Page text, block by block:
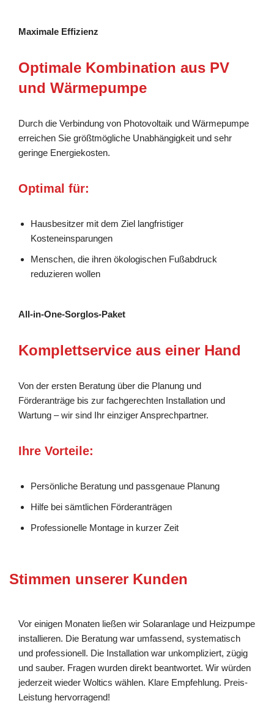
Maximale Effizienz
Optimale Kombination aus PV
und Wärmepumpe
Durch die Verbindung von Photovoltaik und Wärmepumpe
erreichen Sie größtmögliche Unabhängigkeit und sehr
geringe Energiekosten.
Optimal für:
Hausbesitzer mit dem Ziel langfristiger
Kosteneinsparungen
Menschen, die ihren ökologischen Fußabdruck
reduzieren wollen
All-in-One-Sorglos-Paket
Komplettservice aus einer Hand
Von der ersten Beratung über die Planung und
Förderanträge bis zur fachgerechten Installation und
Wartung – wir sind Ihr einziger Ansprechpartner.
Ihre Vorteile:
Persönliche Beratung und passgenaue Planung
Hilfe bei sämtlichen Förderanträgen
Professionelle Montage in kurzer Zeit
Stimmen unserer Kunden
Vor einigen Monaten ließen wir Solaranlage und Heizpumpe
installieren. Die Beratung war umfassend, systematisch
und professionell. Die Installation war unkompliziert, zügig
und sauber. Fragen wurden direkt beantwortet. Wir würden
jederzeit wieder Woltics wählen. Klare Empfehlung. Preis-
Leistung hervorragend!